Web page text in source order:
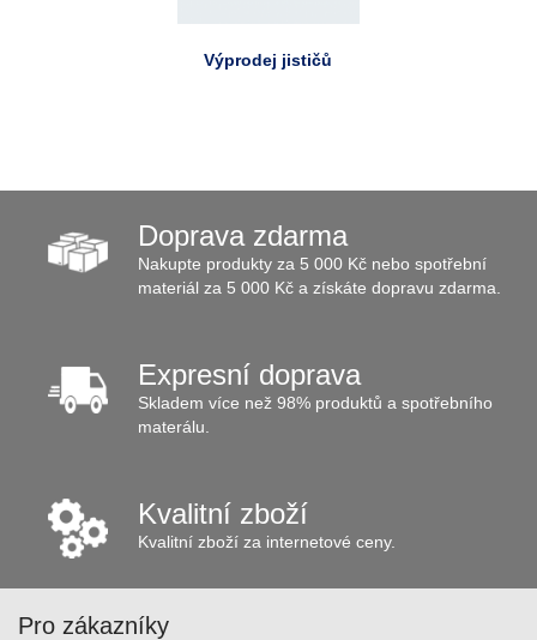
Výprodej jističů
Doprava zdarma
Nakupte produkty za 5 000 Kč nebo spotřební
materiál za 5 000 Kč a získáte dopravu zdarma.
Expresní doprava
Skladem více než 98% produktů a spotřebního
materálu.
Kvalitní zboží
Kvalitní zboží za internetové ceny.
Pro zákazníky